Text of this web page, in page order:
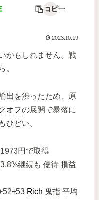
コピー
2023.10.19
かもしれません。戦
。
出を渋ったため、原
オフの展開で暴落に
ひどい。
円で取得
継続も 優待 損益
Rich 鬼指 平均